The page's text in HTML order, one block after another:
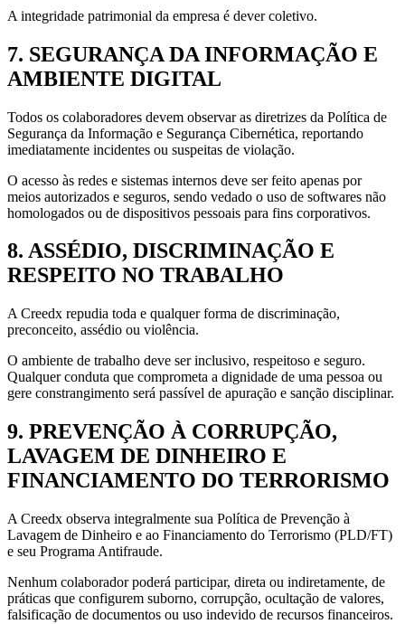
A integridade patrimonial da empresa é dever coletivo.
7. SEGURANÇA DA INFORMAÇÃO E
AMBIENTE DIGITAL
Todos os colaboradores devem observar as diretrizes da Política de
Segurança da Informação e Segurança Cibernética, reportando
imediatamente incidentes ou suspeitas de violação.
O acesso às redes e sistemas internos deve ser feito apenas por
meios autorizados e seguros, sendo vedado o uso de softwares não
homologados ou de dispositivos pessoais para fins corporativos.
8. ASSÉDIO, DISCRIMINAÇÃO E
RESPEITO NO TRABALHO
A Creedx repudia toda e qualquer forma de discriminação,
preconceito, assédio ou violência.
O ambiente de trabalho deve ser inclusivo, respeitoso e seguro.
Qualquer conduta que comprometa a dignidade de uma pessoa ou
gere constrangimento será passível de apuração e sanção disciplinar.
9. PREVENÇÃO À CORRUPÇÃO,
LAVAGEM DE DINHEIRO E
FINANCIAMENTO DO TERRORISMO
A Creedx observa integralmente sua Política de Prevenção à
Lavagem de Dinheiro e ao Financiamento do Terrorismo (PLD/FT)
e seu Programa Antifraude.
Nenhum colaborador poderá participar, direta ou indiretamente, de
práticas que configurem suborno, corrupção, ocultação de valores,
falsificação de documentos ou uso indevido de recursos financeiros.